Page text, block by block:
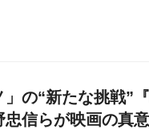
」の“新たな挑戦”
忠信らが映画の真